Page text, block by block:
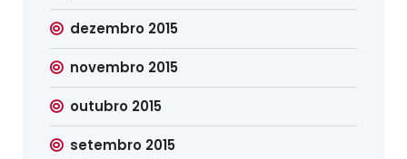
dezembro 2015
novembro 2015
outubro 2015
setembro 2015